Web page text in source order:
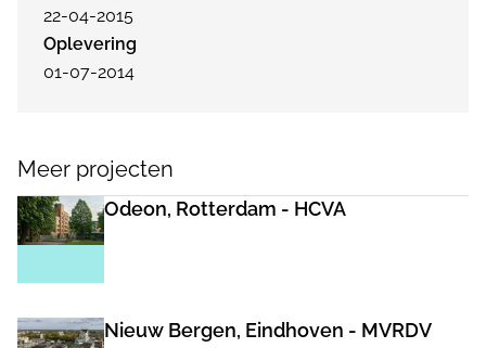
22-04-2015
Oplevering
01-07-2014
Meer projecten
Odeon, Rotterdam - HCVA
Nieuw Bergen, Eindhoven - MVRDV